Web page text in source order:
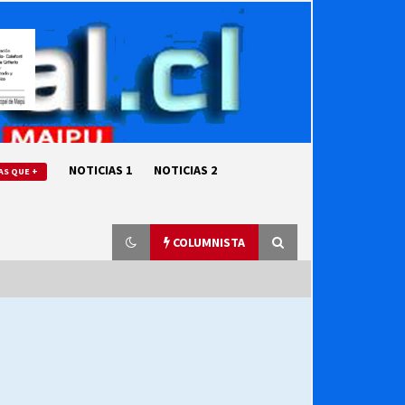
QUE + NOTICIAS 1 NOTICIAS 2
COLUMNISTA